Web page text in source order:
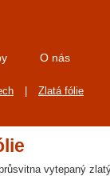
O nás
Zlatá fólie
vytepaný